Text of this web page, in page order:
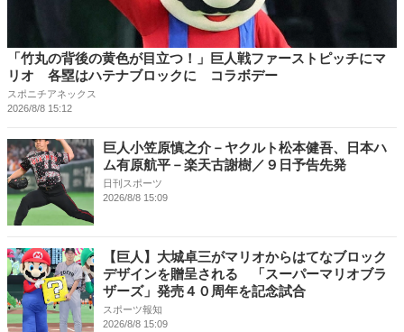
「竹丸の背後の黄色が目立つ！」巨人戦ファーストピッチにマ
リオ 各塁はハテナブロックに コラボデー
スポニチアネックス
2026/8/8 15:12
巨人小笠原慎之介－ヤクルト松本健吾、日本ハ
ム有原航平－楽天古謝樹／９日予告先発
日刊スポーツ
2026/8/8 15:09
【巨人】大城卓三がマリオからはてなブロック
デザインを贈呈される 「スーパーマリオブラ
ザーズ」発売４０周年を記念試合
スポーツ報知
2026/8/8 15:09